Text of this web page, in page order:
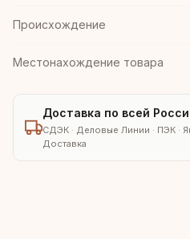
Происхождение
Местонахождение товара
Доставка по всей
СДЭК · Деловые Линии · ПЭК ·
Доставка